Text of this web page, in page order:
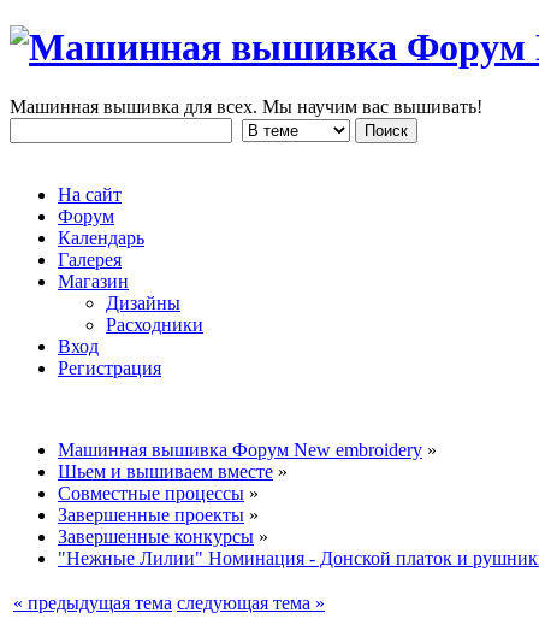
Машинная вышивка для всех. Мы научим вас вышивать!
На сайт
Форум
Календарь
Галерея
Магазин
Дизайны
Расходники
Вход
Регистрация
Машинная вышивка Форум New embroidery »
Шьем и вышиваем вместе »
Совместные процессы »
Завершенные проекты »
Завершенные конкурсы »
"Нежные Лилии" Номинация - Донской платок и
« предыдущая тема следующая тема »